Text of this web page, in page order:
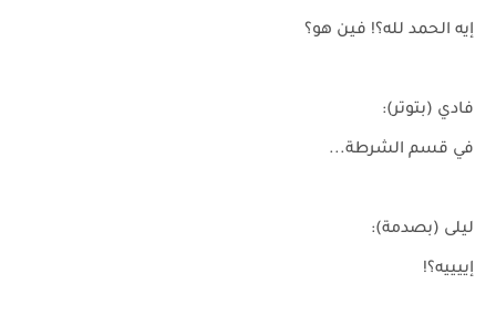
إيه الحمد لله؟! فين هو؟
فادي (بتوتر):
في قسم الشرطة...
ليلى (بصدمة):
إييييه؟!